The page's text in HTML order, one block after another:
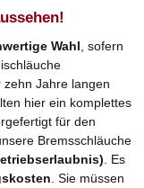
Wahl , sofern
Jahre langen
hier ein komplettes
für den
Bremsschläuche
. Es
. Sie müssen